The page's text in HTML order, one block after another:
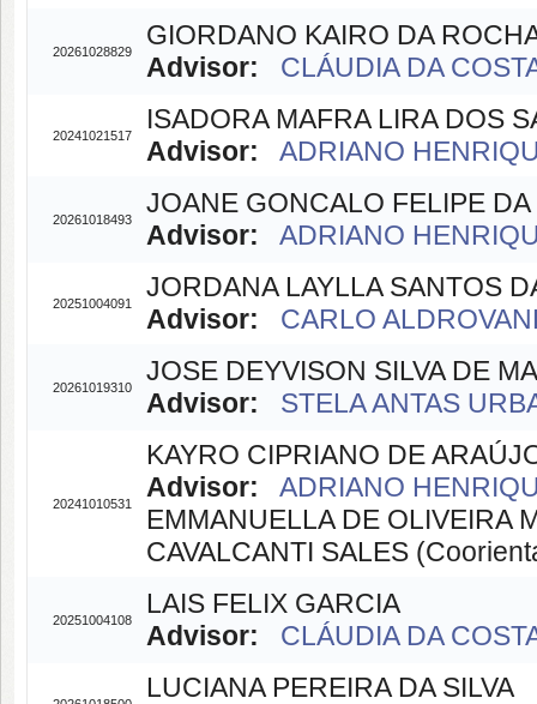
20261028829
GIORDANO KAIRO DA
Advisor:
CLÁUDIA DA
20241021517
ISADORA MAFRA LIRA DOS
Advisor:
ADRIANO
20261018493
JOANE GONCALO FELIPE
Advisor:
ADRIANO
20251004091
JORDANA LAYLLA SANTOS
Advisor:
CARLO
20261019310
JOSE DEYVISON SILVA DE
Advisor:
STELA ANTAS
20241010531
KAYRO CIPRIANO DE
Advisor:
ADRIANO
EMMANUELLA DE OLIVEIRA
CAVALCANTI SALES
20251004108
LAIS FELIX GARCIA
Advisor:
CLÁUDIA DA
LUCIANA PEREIRA DA SILVA